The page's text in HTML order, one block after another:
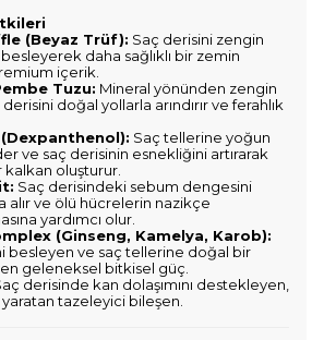
(Beyaz Trüf): Saç derisini zengin
daha sağlıklı bir zemin
içerik.
Tuzu: Mineral yönünden zengin
derisini doğal yollarla arındırır ve ferahlık
Saç tellerine yoğun
ve saç derisinin esnekliğini artırarak
oluşturur.
Saç derisindeki sebum dengesini
alır ve ölü hücrelerin nazikçe
yardımcı olur.
(Ginseng, Kamelya, Karob):
besleyen ve saç tellerine doğal bir
geleneksel bitkisel güç.
derisinde kan dolaşımını destekleyen,
tazeleyici bileşen.